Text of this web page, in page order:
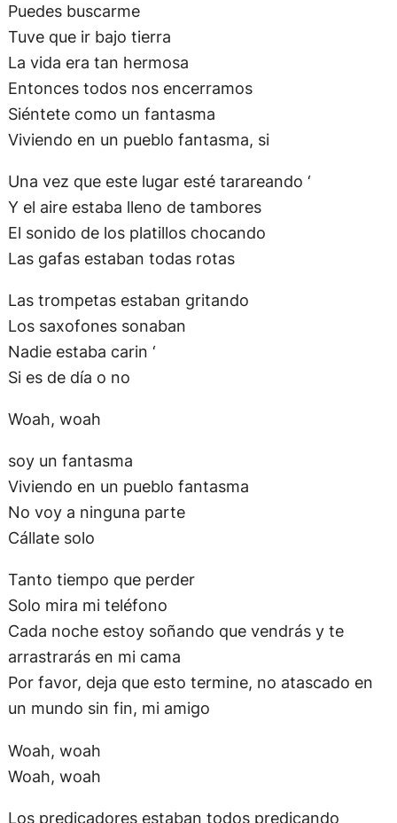
Viviendo en un pueblo fantasma, si
Una vez que este lugar esté tarareando ‘
Y el aire estaba lleno de tambores
El sonido de los platillos chocando
Las gafas estaban todas rotas
Las trompetas estaban gritando
Los saxofones sonaban
Nadie estaba carin ‘
Si es de día o no
Woah, woah
soy un fantasma
Viviendo en un pueblo fantasma
No voy a ninguna parte
Cállate solo
Tanto tiempo que perder
Solo mira mi teléfono
Cada noche estoy soñando que vendrás y te
arrastrarás en mi cama
un mundo sin fin, mi amigo
Woah, woah
Woah, woah
Los predicadores estaban todos predicando
Organizaciones benéficas suplicando
Los políticos tratan
Los ladrones estaban felices robando
Las viudas lloraban